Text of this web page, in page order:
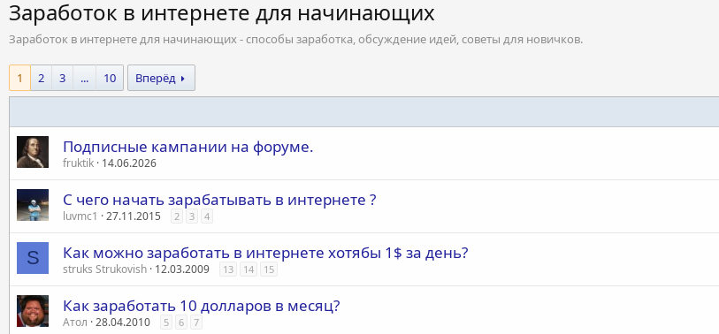
Заработок в интернете для начинающих
Заработок в интернете для начинающих - способы заработка, обсуждение идей, советы для новичков.
1 2 3 ... 10 Вперёд
Подписные кампании на форуме.
fruktik 14.06.2026
С чего начать зарабатывать в интернете ?
luvmc1 27.11.2015 2 3 4
S Как можно заработать в интернете хотябы 1$ за день?
struks Strukovish 12.03.2009 13 14 15
Как заработать 10 долларов в месяц?
Атол 28.04.2010 5 6 7